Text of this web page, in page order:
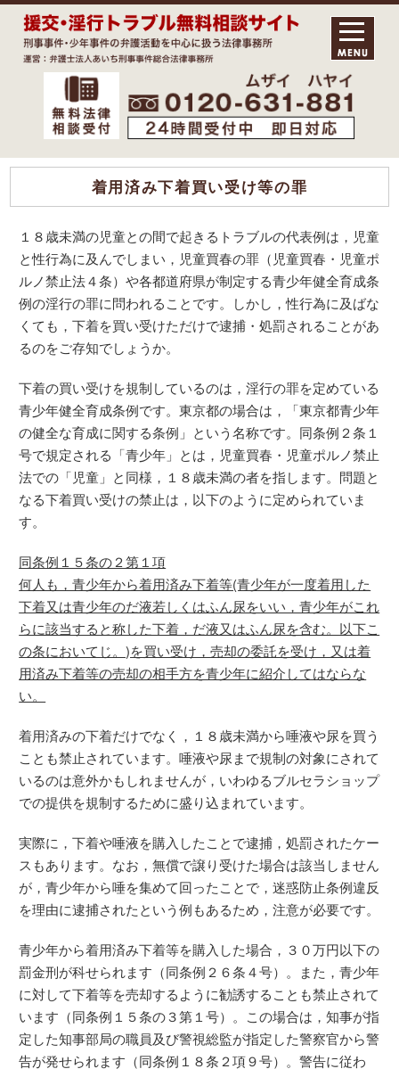
着用済み下着買い受け等の罪
１８歳未満の児童との間で起きるトラブルの代表例は，児童
と性行為に及んでしまい，児童買春の罪（児童買春・児童ポ
ルノ禁止法４条）や各都道府県が制定する青少年健全育成条
例の淫行の罪に問われることです。しかし，性行為に及ばな
くても，下着を買い受けただけで逮捕・処罰されることがあ
るのをご存知でしょうか。
下着の買い受けを規制しているのは，淫行の罪を定めている
青少年健全育成条例です。東京都の場合は，「東京都青少年
の健全な育成に関する条例」という名称です。同条例２条１
号で規定される「青少年」とは，児童買春・児童ポルノ禁止
法での「児童」と同様，１８歳未満の者を指します。問題と
なる下着買い受けの禁止は，以下のように定められていま
す。
同条例１５条の２第１項
何人も，青少年から着用済み下着等(青少年が一度着用した
下着又は青少年のだ液若しくはふん尿をいい，青少年がこれ
らに該当すると称した下着，だ液又はふん尿を含む。以下こ
の条においてじ。)を買い受け，売却の委託を受け，又は着
用済み下着等の売却の相手方を青少年に紹介してはならな
い。
着用済みの下着だけでなく，１８歳未満から唾液や尿を買う
ことも禁止されています。唾液や尿まで規制の対象にされて
いるのは意外かもしれませんが，いわゆるブルセラショップ
での提供を規制するために盛り込まれています。
実際に，下着や唾液を購入したことで逮捕，処罰されたケー
スもあります。なお，無償で譲り受けた場合は該当しません
が，青少年から唾を集めて回ったことで，迷惑防止条例違反
を理由に逮捕されたという例もあるため，注意が必要です。
青少年から着用済み下着等を購入した場合，３０万円以下の
罰金刑が科せられます（同条例２６条４号）。また，青少年
に対して下着等を売却するように勧誘することも禁止されて
います（同条例１５条の３第１号）。この場合は，知事が指
定した知事部局の職員及び警視総監が指定した警察官から警
告が発せられます（同条例１８条２項９号）。警告に従わ